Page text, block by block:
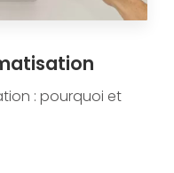
: pourquoi et